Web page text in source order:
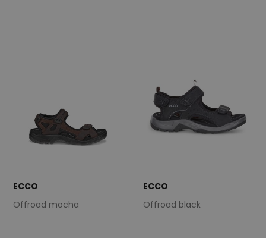
ECCO
Offroad mocha
ECCO
Offroad black